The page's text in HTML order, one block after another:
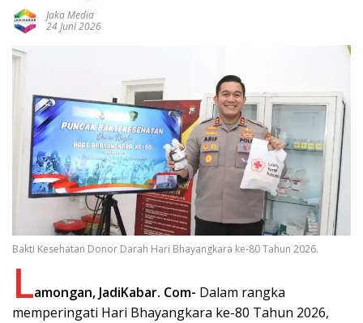
Jaka Media
24 Juni 2026
Bakti Kesehatan Donor Darah Hari Bhayangkara ke-80 Tahun 2026.
Lamongan, JadiKabar. Com- Dalam rangka
memperingati Hari Bhayangkara ke-80 Tahun 2026,